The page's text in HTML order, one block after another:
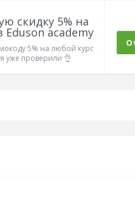
скидку 5% на
academy
5% на любой курс
уже проверили 👌